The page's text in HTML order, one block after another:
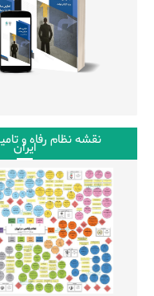
نقشه نظام رفاه و
ایران